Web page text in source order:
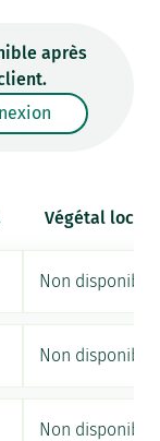
après
Végétal local
Non disponible
Non disponible
Non disponible